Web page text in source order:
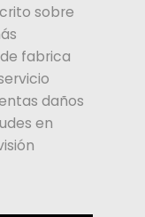
sobre
fabrica
daños
en